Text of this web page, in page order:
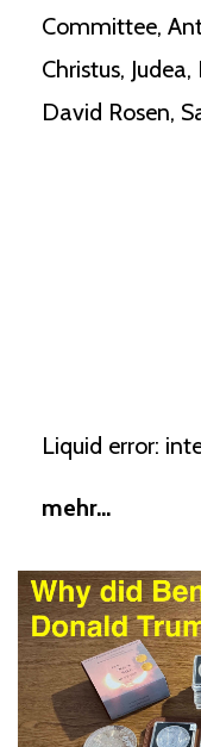
Committee
Christus Judea
David Rosen
Liquid error:
mehr...